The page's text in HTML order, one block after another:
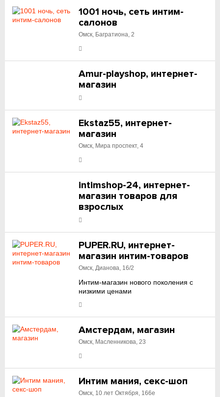
1001 ночь, сеть интим-
салонов
Омск, Багратиона, 2
Amur-playshop, интернет-
магазин
Ekstaz55, интернет-
магазин
Омск, Мира проспект, 4
intimshop-24, интернет-
магазин товаров для
взрослых
PUPER.RU, интернет-
магазин интим-товаров
Омск, Дианова, 16/2
Интим-магазин нового поколения с
низкими ценами
Амстердам, магазин
Омск, Масленникова, 23
Интим мания, секс-шоп
Омск, 10 лет Октября, 166е